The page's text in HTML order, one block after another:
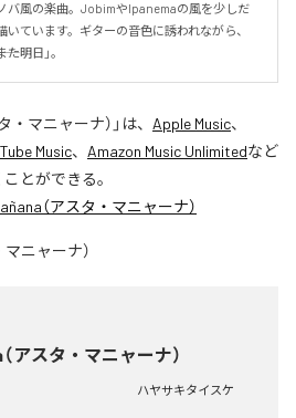
バ風の楽曲。JobimやIpanemaの風を少しだ
ています。ギターの音色に誘われながら、
明日」。
・マニャーナ） 」は、 Apple Music、
Music、 Amazon Music Unlimitedなど
とができる。
（アスタ・マニャーナ）
アスタ・マニャーナ）
ハヤサキタイスケ